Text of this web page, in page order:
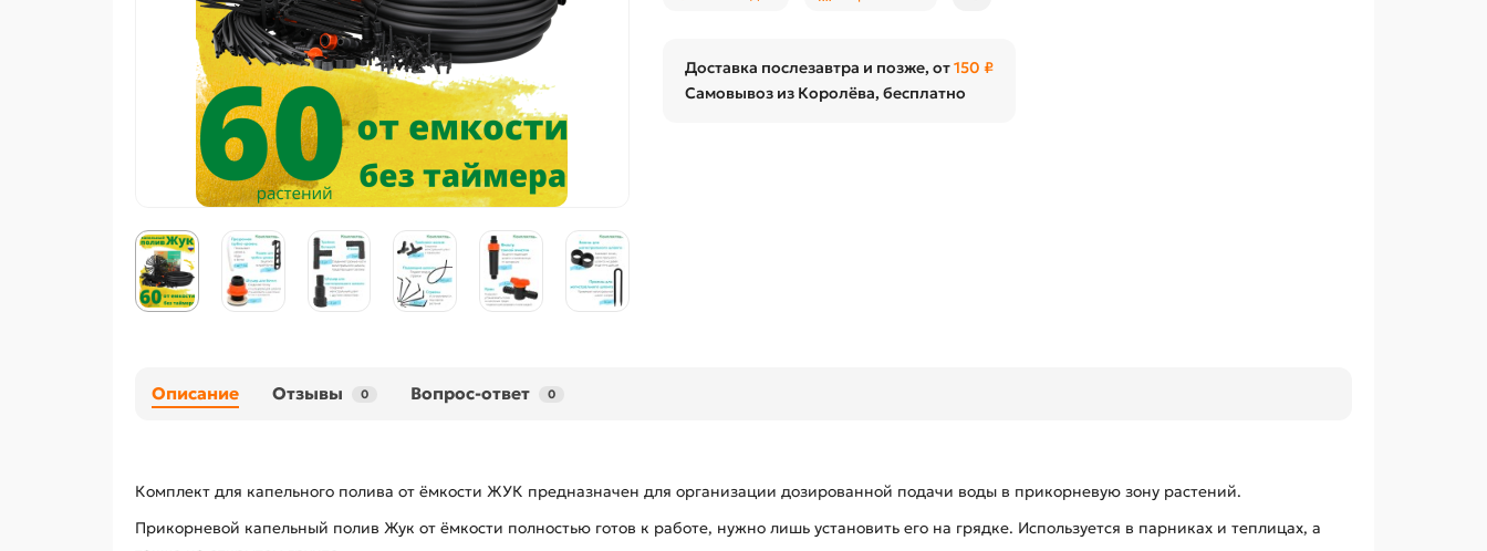
Доставка послезавтра и позже, от150 ₽
Самовывоз из Королёва, бесплатно
Описание Отзывы 0 Вопрос-ответ 0
Комплект для капельного полива от ёмкости ЖУК предназначен для организации дозированной подачи воды в прикорневую зону растений.
Прикорневой капельный полив Жук от ёмкости полностью готов к работе, нужно лишь установить его на грядке. Используется в парниках и теплицах, а